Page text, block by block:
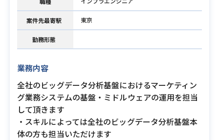
案件先最寄駅 東京
勤務形態
業務内容
全社のビッグデータ分析基盤におけるマーケティン
グ業務システムの基盤・ミドルウェアの運用を担当
して頂きます
・スキルによっては全社のビッグデータ分析基盤本
体の方も担当いただけます